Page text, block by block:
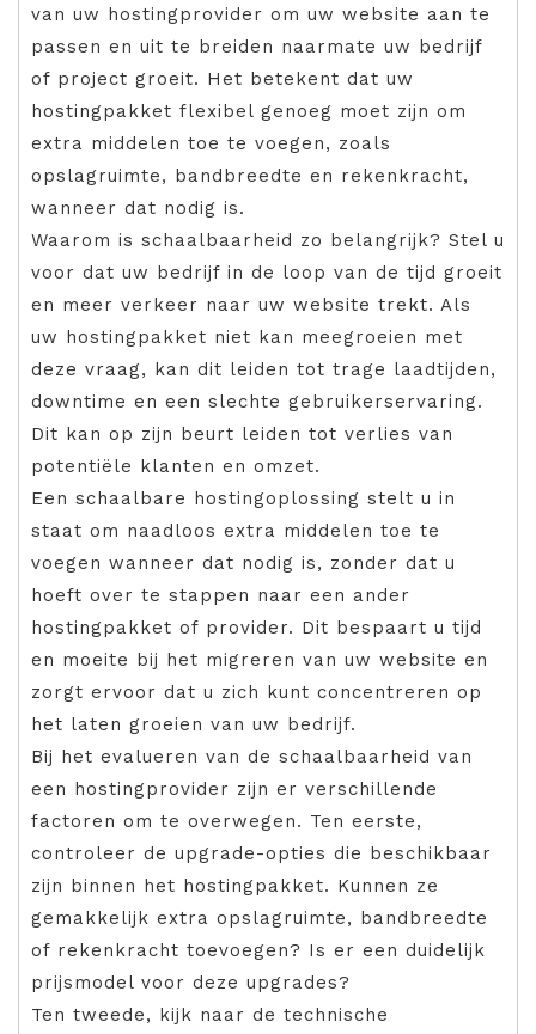
van uw hostingprovider om uw website aan te
passen en uit te breiden naarmate uw bedrijf
of project groeit. Het betekent dat uw
hostingpakket flexibel genoeg moet zijn om
extra middelen toe te voegen, zoals
opslagruimte, bandbreedte en rekenkracht,
wanneer dat nodig is.
Waarom is schaalbaarheid zo belangrijk? Stel u
voor dat uw bedrijf in de loop van de tijd groeit
en meer verkeer naar uw website trekt. Als
uw hostingpakket niet kan meegroeien met
deze vraag, kan dit leiden tot trage laadtijden,
downtime en een slechte gebruikerservaring.
Dit kan op zijn beurt leiden tot verlies van
potentiële klanten en omzet.
Een schaalbare hostingoplossing stelt u in
staat om naadloos extra middelen toe te
voegen wanneer dat nodig is, zonder dat u
hoeft over te stappen naar een ander
hostingpakket of provider. Dit bespaart u tijd
en moeite bij het migreren van uw website en
zorgt ervoor dat u zich kunt concentreren op
het laten groeien van uw bedrijf.
Bij het evalueren van de schaalbaarheid van
een hostingprovider zijn er verschillende
factoren om te overwegen. Ten eerste,
controleer de upgrade-opties die beschikbaar
zijn binnen het hostingpakket. Kunnen ze
gemakkelijk extra opslagruimte, bandbreedte
of rekenkracht toevoegen? Is er een duidelijk
prijsmodel voor deze upgrades?
Ten tweede, kijk naar de technische